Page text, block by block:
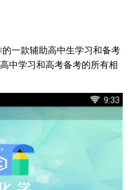
一款辅助高中生学习和备考
中学习和高考备考的所有相